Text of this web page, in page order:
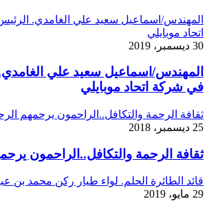
المهندس/اسماعيل سعيد علي الغامدي.
اتحاد موبايلي
30 ديسمبر، 2019
المهندس/اسماعيل سعيد علي الغامدي.
في شركة اتحاد موبايلي
ثقافة الرحمة والتكافل..الراحمون يرحمهم
25 ديسمبر، 2018
ثقافة الرحمة والتكافل..الراحمون
قائد الطائرة الحلم. لواء طيار ركن محمد بن
29 مايو، 2019